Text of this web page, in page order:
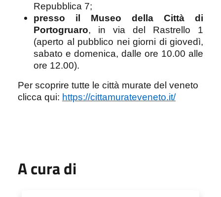
Repubblica 7;
presso il Museo della Città di
Portogruaro, in via del Rastrello 1
(aperto al pubblico nei giorni di giovedì,
sabato e domenica, dalle ore 10.00 alle
ore 12.00).
Per scoprire tutte le città murate del veneto
clicca qui: https://cittamurateveneto.it/
A cura di